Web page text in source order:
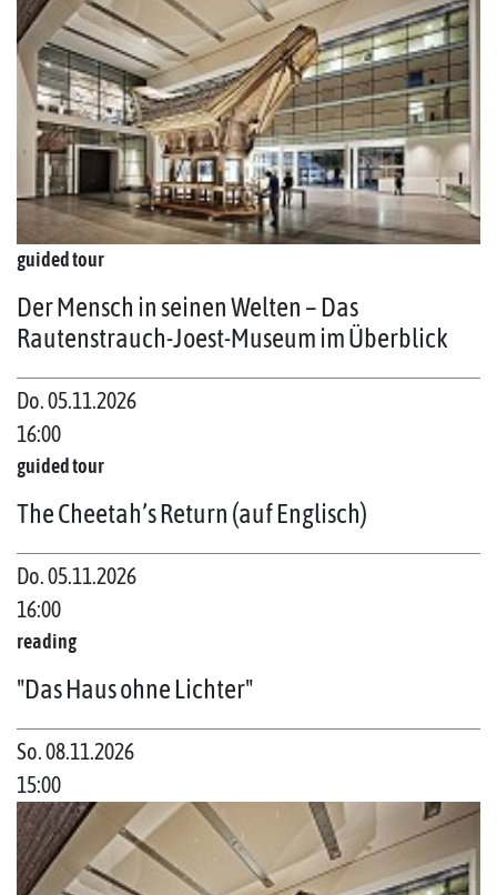
guided tour
Der Mensch in seinen Welten – Das
Rautenstrauch-Joest-Museum im Überblick
Do. 05.11.2026
16:00
guided tour
The Cheetah’s Return (auf Englisch)
Do. 05.11.2026
16:00
reading
"Das Haus ohne Lichter"
So. 08.11.2026
15:00